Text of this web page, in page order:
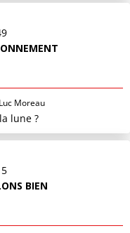
Moreau
lune ?
BIEN